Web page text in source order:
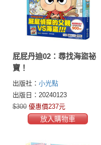
屁屁丹迪02：尋找海盜祕
寶！
出版社： 小光點
出版日：20240123
$300 優惠價237元
放入購物車